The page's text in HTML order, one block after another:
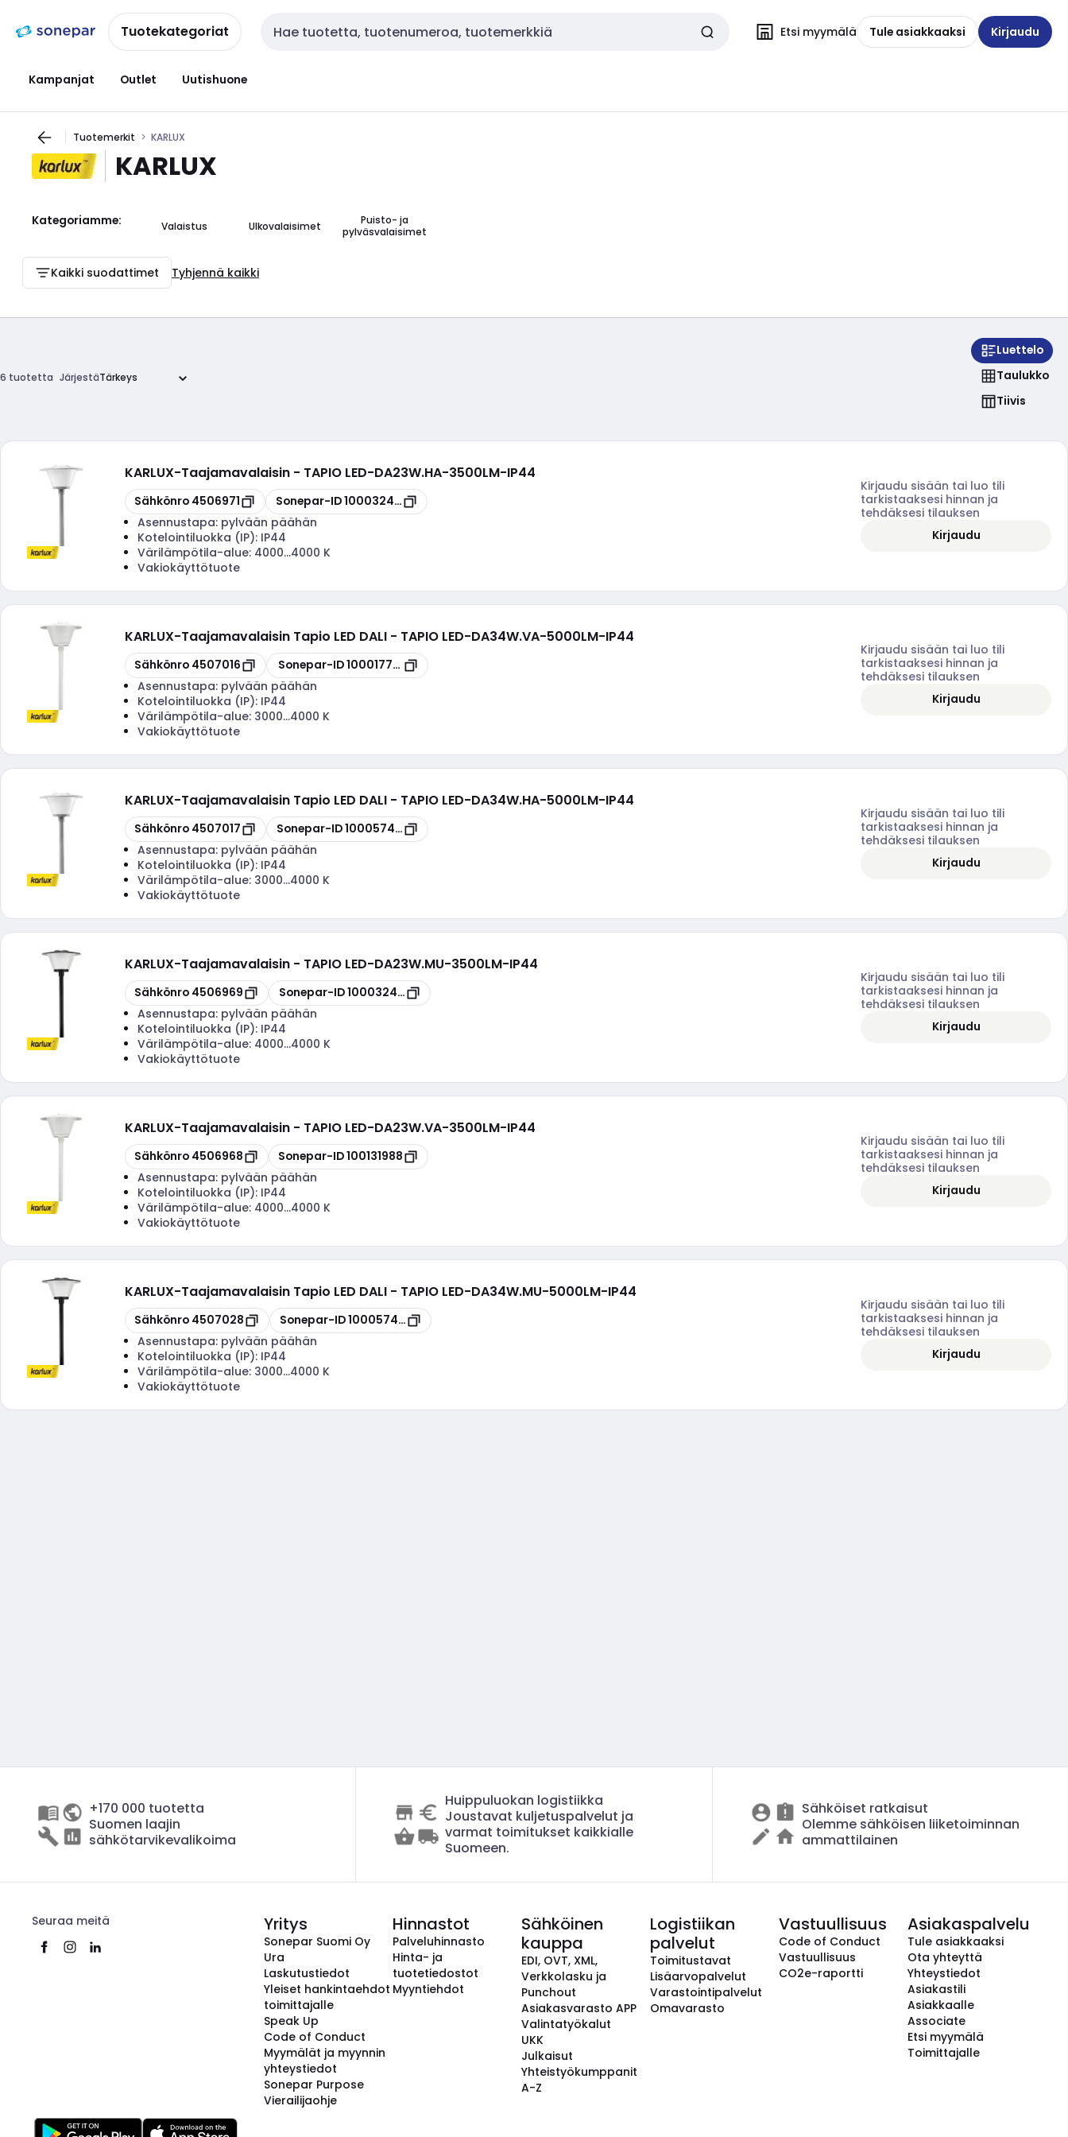
navigointiinsisältöönTuotekategoriat Haku Etsi myymälä Tule asiakkaaksi Kirjaudu
Kampanjat Outlet Uutishuone
Tuotemerkit KARLUX
KARLUX
Kategoriamme: Valaistus Ulkovalaisimet
Puisto- ja
pylväsvalaisimet
Kaikki suodattimet Tyhjennä kaikki
6 tuotetta Järjestä
Luettelo
Taulukko
Tiivis
KARLUX-Taajamavalaisin - TAPIO LED-DA23W.HA-3500LM-IP44
Kopioi
Sähkönro 4506971 Kopioi
Sonepar-ID100032431
Asennustapa: pylvään päähän
Kotelointiluokka (IP): IP44
Värilämpötila-alue: 4000...4000 K
Vakiokäyttötuote
Kirjaudu sisään tai luo tili
tarkistaaksesi hinnan ja
tehdäksesi tilauksen
Kirjaudu
KARLUX-Taajamavalaisin Tapio LED DALI - TAPIO LED-DA34W.VA-5000LM-IP44
Kopioi
Sähkönro 4507016 Kopioi
Sonepar-ID100017796
Asennustapa: pylvään päähän
Kotelointiluokka (IP): IP44
Värilämpötila-alue: 3000...4000 K
Vakiokäyttötuote
Kirjaudu sisään tai luo tili
tarkistaaksesi hinnan ja
tehdäksesi tilauksen
Kirjaudu
KARLUX-Taajamavalaisin Tapio LED DALI - TAPIO LED-DA34W.HA-5000LM-IP44
Kopioi
Sähkönro 4507017 Kopioi
Sonepar-ID100057477
Asennustapa: pylvään päähän
Kotelointiluokka (IP): IP44
Värilämpötila-alue: 3000...4000 K
Vakiokäyttötuote
Kirjaudu sisään tai luo tili
tarkistaaksesi hinnan ja
tehdäksesi tilauksen
Kirjaudu
KARLUX-Taajamavalaisin - TAPIO LED-DA23W.MU-3500LM-IP44
Kopioi
Sähkönro 4506969 Kopioi
Sonepar-ID100032430
Asennustapa: pylvään päähän
Kotelointiluokka (IP): IP44
Värilämpötila-alue: 4000...4000 K
Vakiokäyttötuote
Kirjaudu sisään tai luo tili
tarkistaaksesi hinnan ja
tehdäksesi tilauksen
Kirjaudu
KARLUX-Taajamavalaisin - TAPIO LED-DA23W.VA-3500LM-IP44
Kopioi
Sähkönro 4506968 Kopioi
Sonepar-ID100131988
Asennustapa: pylvään päähän
Kotelointiluokka (IP): IP44
Värilämpötila-alue: 4000...4000 K
Vakiokäyttötuote
Kirjaudu sisään tai luo tili
tarkistaaksesi hinnan ja
tehdäksesi tilauksen
Kirjaudu
KARLUX-Taajamavalaisin Tapio LED DALI - TAPIO LED-DA34W.MU-5000LM-IP44
Kopioi
Sähkönro 4507028 Kopioi
Sonepar-ID100057478
Asennustapa: pylvään päähän
Kotelointiluokka (IP): IP44
Värilämpötila-alue: 3000...4000 K
Vakiokäyttötuote
Kirjaudu sisään tai luo tili
tarkistaaksesi hinnan ja
tehdäksesi tilauksen
Kirjaudu
+170 000 tuotetta
Suomen laajin
sähkötarvikevalikoima
Huippuluokan logistiikka
Joustavat kuljetuspalvelut ja
varmat toimitukset kaikkialle
Suomeen.
Sähköiset ratkaisut
Olemme sähköisen liiketoiminnan
ammattilainen
Seuraa meitä Yritys
Sonepar Suomi Oy
Ura
Laskutustiedot
Yleiset hankintaehdot
toimittajalle
Speak Up
Code of Conduct
Myymälät ja myynnin
yhteystiedot
Sonepar Purpose
Vierailijaohje
Hinnastot
Palveluhinnasto
Hinta- ja
tuotetiedostot
Myyntiehdot
Sähköinen
kauppa
EDI, OVT, XML,
Verkkolasku ja
Punchout
Asiakasvarasto APP
Valintatyökalut
UKK
Julkaisut
Yhteistyökumppanit
A-Z
Logistiikan
palvelut
Toimitustavat
Lisäarvopalvelut
Varastointipalvelut
Omavarasto
Vastuullisuus
Code of Conduct
Vastuullisuus
CO2e-raportti
Asiakaspalvelu
Tule asiakkaaksi
Ota yhteyttä
Yhteystiedot
Asiakastili
Asiakkaalle
Associate
Etsi myymälä
Toimittajalle